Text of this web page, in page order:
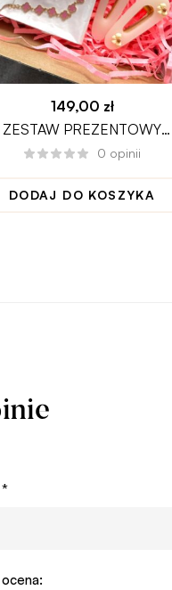
149,00 zł
ZESTAW PREZENTOWY
PREMIUM DZIEŃ
0 opinii
DODAJ DO KOSZYKA
*